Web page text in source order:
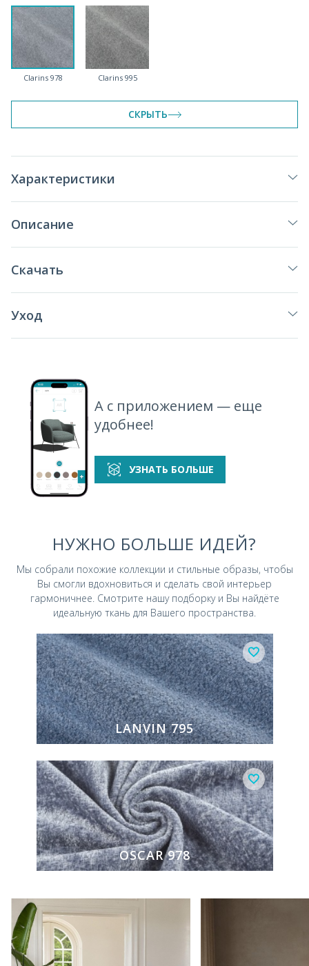
Clarins 978 Clarins 995
СКРЫТЬ
Характеристики
Описание
Скачать
Уход
А с приложением — еще
удобнее!
УЗНАТЬ БОЛЬШЕ
НУЖНО БОЛЬШЕ ИДЕЙ?
Мы собрали похожие коллекции и стильные образы, чтобы
Вы смогли вдохновиться и сделать свой интерьер
гармоничнее. Смотрите нашу подборку и Вы найдёте
идеальную ткань для Вашего пространства.
LANVIN 795
OSCAR 978